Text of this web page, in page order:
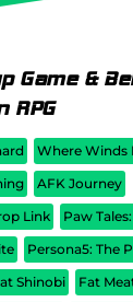
Game &
RPG
Where Winds
AFK Journey
Link
Paw
Persona5: The
Shinobi
Fat